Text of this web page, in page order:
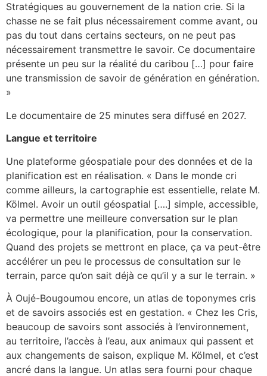
Stratégiques au gouvernement de la nation crie. Si la
chasse ne se fait plus nécessairement comme avant, ou
pas du tout dans certains secteurs, on ne peut pas
nécessairement transmettre le savoir. Ce documentaire
présente un peu sur la réalité du caribou […] pour faire
une transmission de savoir de génération en génération.
»
Le documentaire de 25 minutes sera diffusé en 2027.
Langue et territoire
Une plateforme géospatiale pour des données et de la
planification est en réalisation. « Dans le monde cri
comme ailleurs, la cartographie est essentielle, relate M.
Kölmel. Avoir un outil géospatial [….] simple, accessible,
va permettre une meilleure conversation sur le plan
écologique, pour la planification, pour la conservation.
Quand des projets se mettront en place, ça va peut-être
accélérer un peu le processus de consultation sur le
terrain, parce qu’on sait déjà ce qu’il y a sur le terrain. »
À Oujé-Bougoumou encore, un atlas de toponymes cris
et de savoirs associés est en gestation. « Chez les Cris,
beaucoup de savoirs sont associés à l’environnement,
au territoire, l’accès à l’eau, aux animaux qui passent et
aux changements de saison, explique M. Kölmel, et c’est
ancré dans la langue. Un atlas sera fourni pour chaque